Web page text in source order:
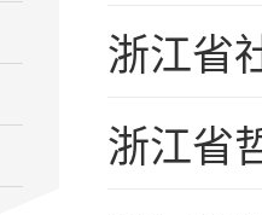
浙江省
浙江省